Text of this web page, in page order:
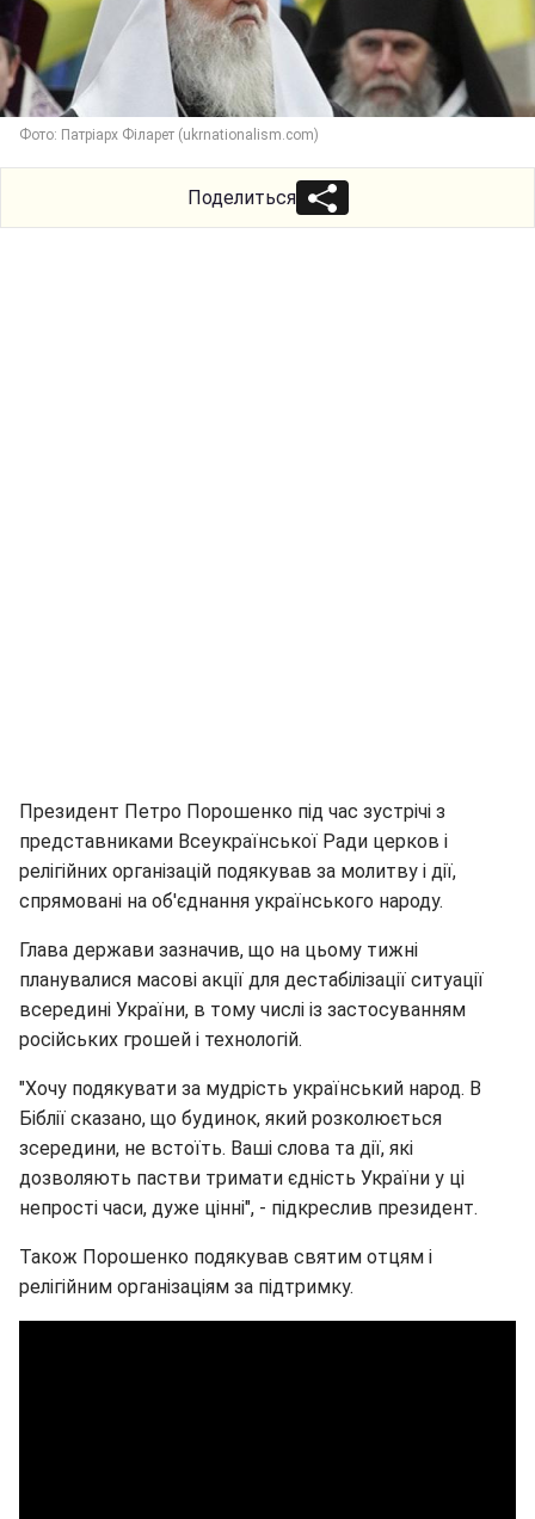
Фото: Патріарх Філарет (ukrnationalism.com)
Поделиться
Президент Петро Порошенко під час зустрічі з
представниками Всеукраїнської Ради церков і
релігійних організацій подякував за молитву і дії,
спрямовані на об'єднання українського народу.
Глава держави зазначив, що на цьому тижні
планувалися масові акції для дестабілізації ситуації
всередині України, в тому числі із застосуванням
російських грошей і технологій.
"Хочу подякувати за мудрість український народ. В
Біблії сказано, що будинок, який розколюється
зсередини, не встоїть. Ваші слова та дії, які
дозволяють пастви тримати єдність України у ці
непрості часи, дуже цінні", - підкреслив президент.
Також Порошенко подякував святим отцям і
релігійним організаціям за підтримку.